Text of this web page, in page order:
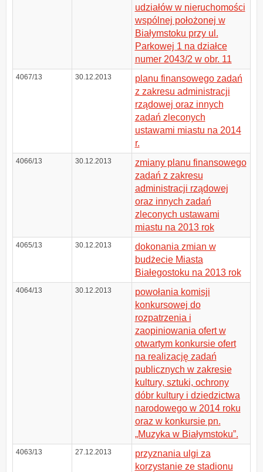
udziałów w nieruchomości
wspólnej położonej w
Białymstoku przy ul.
Parkowej 1 na działce
numer 2043/2 w obr. 11
4067/13 30.12.2013
planu finansowego zadań
z zakresu administracji
rządowej oraz innych
zadań zleconych
ustawami miastu na 2014
r.
4066/13 30.12.2013
zmiany planu finansowego
zadań z zakresu
administracji rządowej
oraz innych zadań
zleconych ustawami
miastu na 2013 rok
4065/13 30.12.2013
dokonania zmian w
budżecie Miasta
Białegostoku na 2013 rok
4064/13 30.12.2013
powołania komisji
konkursowej do
rozpatrzenia i
zaopiniowania ofert w
otwartym konkursie ofert
na realizację zadań
publicznych w zakresie
kultury, sztuki, ochrony
dóbr kultury i dziedzictwa
narodowego w 2014 roku
oraz w konkursie pn.
„Muzyka w Białymstoku”.
4063/13 27.12.2013
przyznania ulgi za
korzystanie ze stadionu